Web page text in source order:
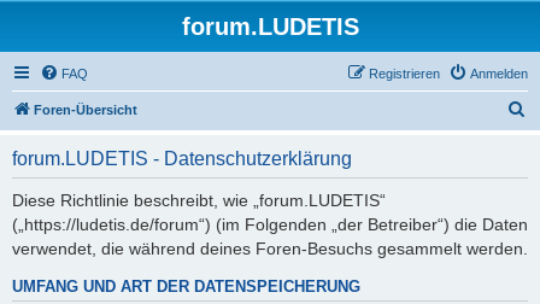
forum.LUDETIS
FAQ Anmelden
Registrieren
Foren-Übersicht
forum.LUDETIS - Datenschutzerklärung
Diese Richtlinie beschreibt, wie „forum.LUDETIS“
(„https://ludetis.de/forum“) (im Folgenden „der Betreiber“) die Daten
verwendet, die während deines Foren-Besuchs gesammelt werden.
UMFANG UND ART DER DATENSPEICHERUNG